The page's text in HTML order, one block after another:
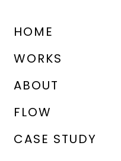
HOME
WORKS
ABOUT
FLOW
CASE STUDY